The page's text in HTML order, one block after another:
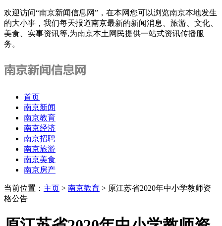
欢迎访问“南京新闻信息网”，在本网您可以浏览南京本地发生
的大小事，我们每天报道南京最新的新闻消息、旅游、文化、
美食、实事资讯等,为南京本土网民提供一站式资讯传播服
务。
首页
南京新闻
南京教育
南京经济
南京招聘
南京旅游
南京美食
南京房产
当前位置： 主页 > 南京教育 > 原江苏省2020年中小学教师资
格公告